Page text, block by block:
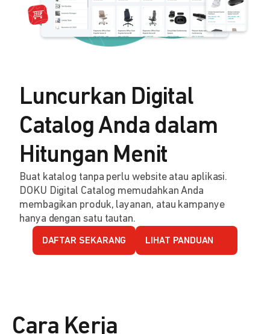
Luncurkan Digital
Catalog Anda dalam
Hitungan Menit
Buat katalog tanpa perlu website atau aplikasi.
DOKU Digital Catalog memudahkan Anda
membagikan produk, layanan, atau kampanye
hanya dengan satu tautan.
DAFTAR SEKARANG LIHAT PANDUAN
Cara Kerja